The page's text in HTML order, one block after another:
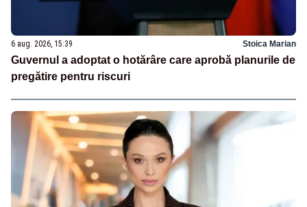
6 aug. 2026, 15:39 Stoica Marian
Guvernul a adoptat o hotărâre care aprobă planurile de
pregătire pentru riscuri